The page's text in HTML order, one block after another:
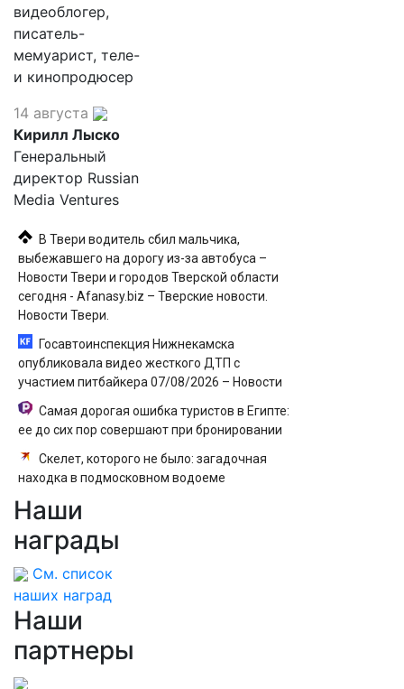
видеоблогер,
писатель-
мемуарист, теле-
и кинопродюсер
14 августа
Кирилл Лыско
Генеральный
директор Russian
Media Ventures
В Твери водитель сбил мальчика,
выбежавшего на дорогу из-за автобуса –
Новости Твери и городов Тверской области
сегодня - Afanasy.biz – Тверские новости.
Новости Твери.
Госавтоинспекция Нижнекамска
опубликовала видео жесткого ДТП с
участием питбайкера 07/08/2026 – Новости
Самая дорогая ошибка туристов в Египте:
ее до сих пор совершают при бронировании
Скелет, которого не было: загадочная
находка в подмосковном водоеме
«Это капитуляция и предательство
навязывании «похабного Брестского мира
Наши
награды
См. список
наших наград
Наши
партнеры